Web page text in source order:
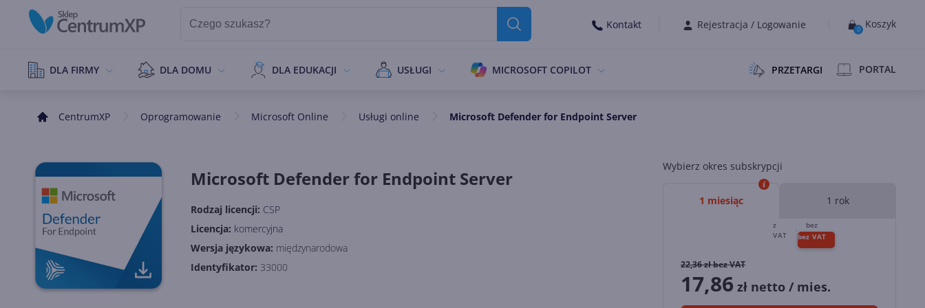
Kontakt Rejestracja / Logowanie 0 Koszyk
DLA FIRMY DLA DOMU DLA EDUKACJI USŁUGI MICROSOFT COPILOT PRZETARGI PORTAL
CentrumXP Oprogramowanie Microsoft Online Usługi online Microsoft Defender for Endpoint Server
Microsoft Defender for Endpoint Server
Wybierz okres subskrypcji
1 miesiąc 1 rok
22,36zł bez VAT
17,86 zł netto / mies.
Rodzaj licencji: CSP
Licencja: komercyjna
Wersja językowa: międzynarodowa
Identyfikator: 33000